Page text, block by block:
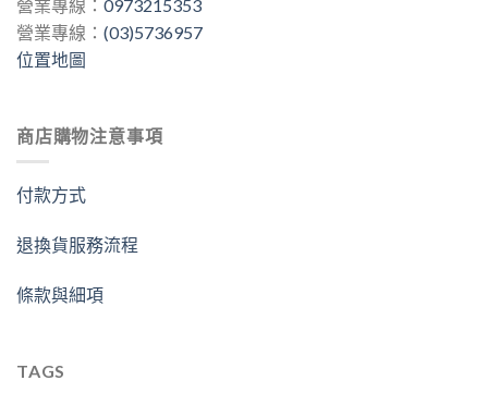
營業專線： 0973215353
營業專線： (03)5736957
位置地圖
商店購物注意事項
付款方式
退換貨服務流程
條款與細項
TAGS